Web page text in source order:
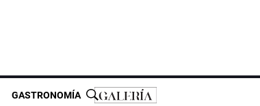
GASTRONOMÍA